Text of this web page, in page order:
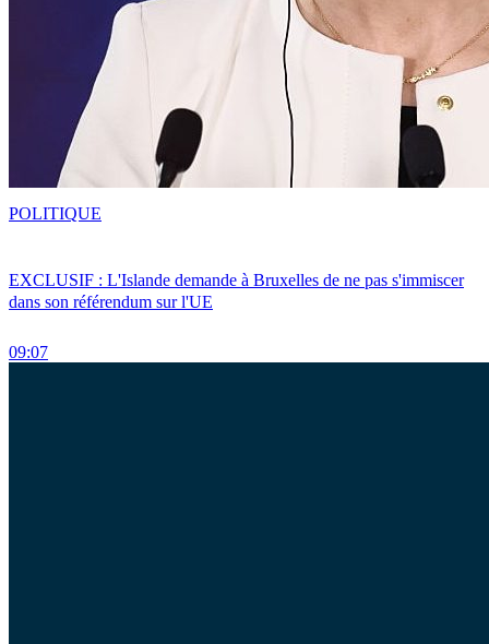
EXCLUSIF : L'Islande demande à Bruxelles de ne pas s'immiscer
dans son référendum sur l'UE
09:07
POLITIQUE